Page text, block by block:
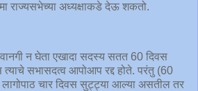
राज्यसभेच्या अध्यक्षाकडे देऊ शकतो.
न घेता एखादा सदस्य सतत 60 दिवस
त्याचे सभासदत्व आपोआप रद्द होते. परंतु (60
लागोपाठ चार दिवस सुट्ट्या आल्या असतील तर